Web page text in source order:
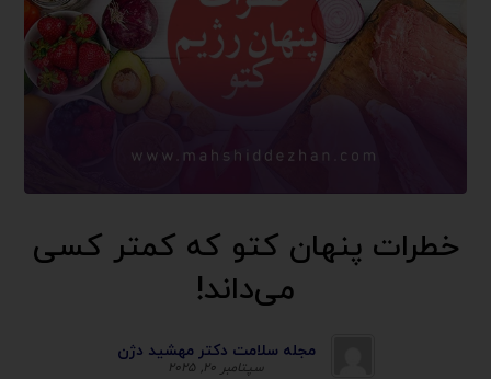
خطرات پنهان کتو که کمتر کسی
می‌داند!
مجله سلامت دکتر مهشید دژن
سپتامبر ۲۰, ۲۰۲۵